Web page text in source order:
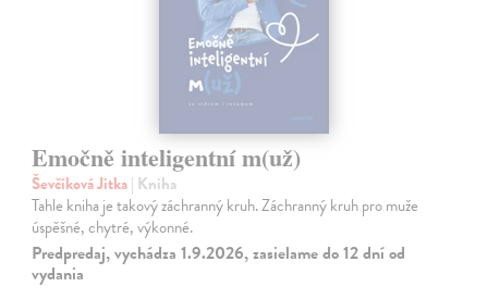
Emočně inteligentní m(už)
Ševčíková Jitka| Kniha
Tahle kniha je takový záchranný kruh. Záchranný kruh pro muže
úspěšné, chytré, výkonné.
Predpredaj, vychádza 1.9.2026, zasielame do 12 dní od
vydania